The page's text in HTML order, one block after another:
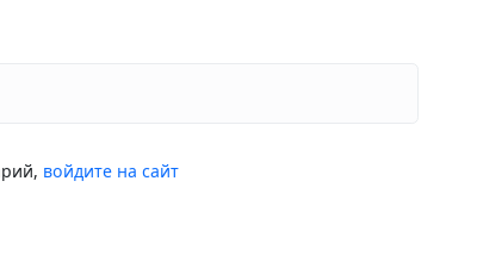
войдите на сайт